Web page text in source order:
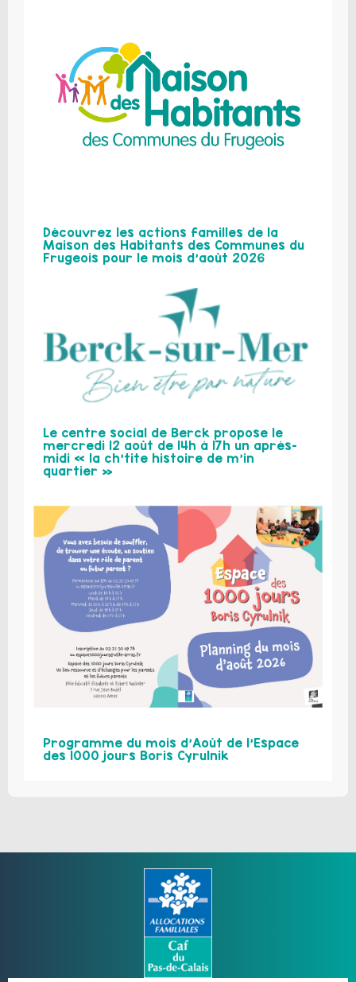
Découvrez les actions familles de la
Maison des Habitants des Communes du
Frugeois pour le mois d’août 2026
Le centre social de Berck propose le
mercredi 12 août de 14h à 17h un après-
midi « la ch’tite histoire de m’in
quartier »
Programme du mois d’Août de l’Espace
des 1000 jours Boris Cyrulnik